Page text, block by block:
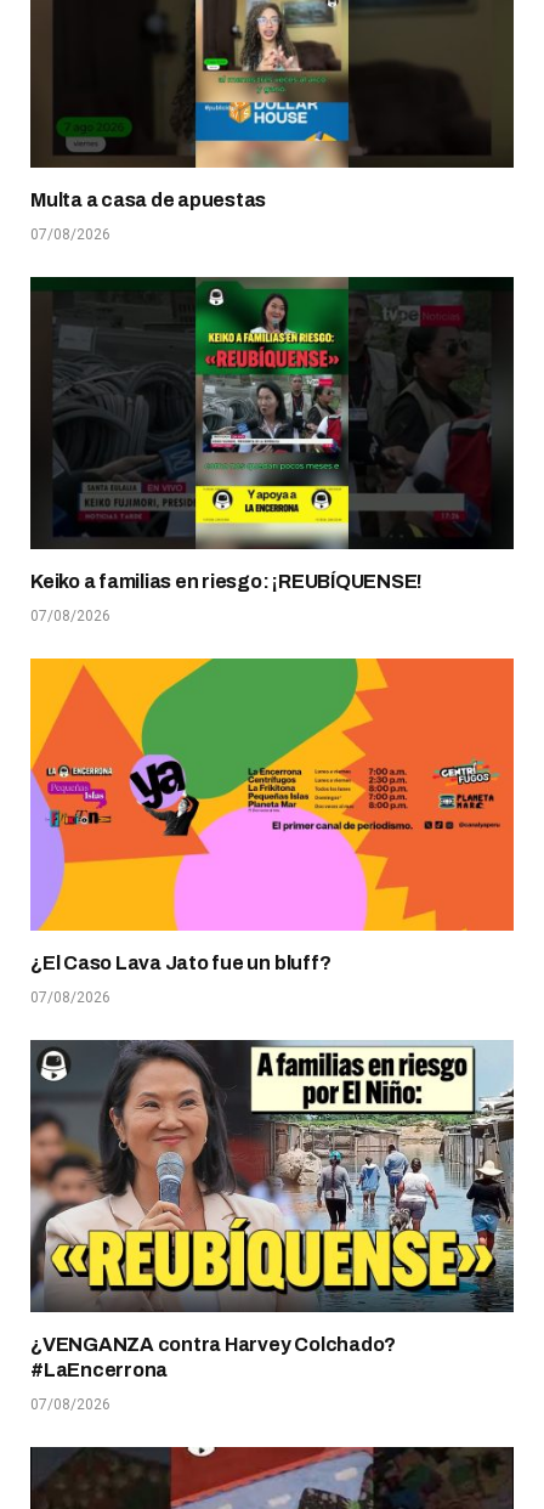
Multa a casa de apuestas
07/08/2026
Keiko a familias en riesgo: ¡REUBÍQUENSE!
07/08/2026
¿El Caso Lava Jato fue un bluff?
07/08/2026
¿VENGANZA contra Harvey Colchado?
#LaEncerrona
07/08/2026